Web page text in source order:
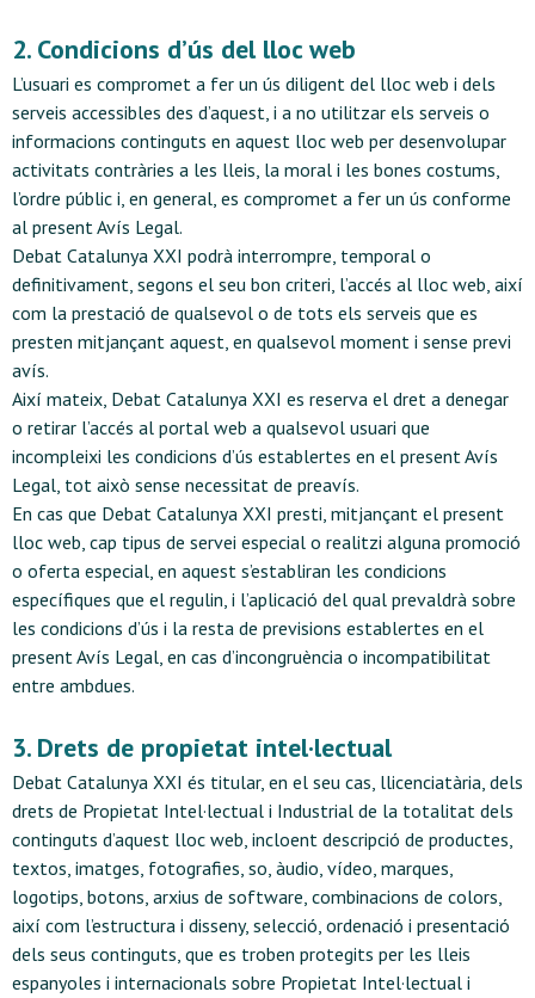
2. Condicions d’ús del lloc web
L’usuari es compromet a fer un ús diligent del lloc web i dels
serveis accessibles des d’aquest, i a no utilitzar els serveis o
informacions continguts en aquest lloc web per desenvolupar
activitats contràries a les lleis, la moral i les bones costums,
l’ordre públic i, en general, es compromet a fer un ús conforme
al present Avís Legal.
Debat Catalunya XXI podrà interrompre, temporal o
definitivament, segons el seu bon criteri, l’accés al lloc web, així
com la prestació de qualsevol o de tots els serveis que es
presten mitjançant aquest, en qualsevol moment i sense previ
avís.
Així mateix, Debat Catalunya XXI es reserva el dret a denegar
o retirar l’accés al portal web a qualsevol usuari que
incompleixi les condicions d’ús establertes en el present Avís
Legal, tot això sense necessitat de preavís.
En cas que Debat Catalunya XXI presti, mitjançant el present
lloc web, cap tipus de servei especial o realitzi alguna promoció
o oferta especial, en aquest s’establiran les condicions
específiques que el regulin, i l’aplicació del qual prevaldrà sobre
les condicions d’ús i la resta de previsions establertes en el
present Avís Legal, en cas d’incongruència o incompatibilitat
entre ambdues.
3. Drets de propietat intel·lectual
Debat Catalunya XXI és titular, en el seu cas, llicenciatària, dels
drets de Propietat Intel·lectual i Industrial de la totalitat dels
continguts d’aquest lloc web, incloent descripció de productes,
textos, imatges, fotografies, so, àudio, vídeo, marques,
logotips, botons, arxius de software, combinacions de colors,
així com l’estructura i disseny, selecció, ordenació i presentació
dels seus continguts, que es troben protegits per les lleis
espanyoles i internacionals sobre Propietat Intel·lectual i